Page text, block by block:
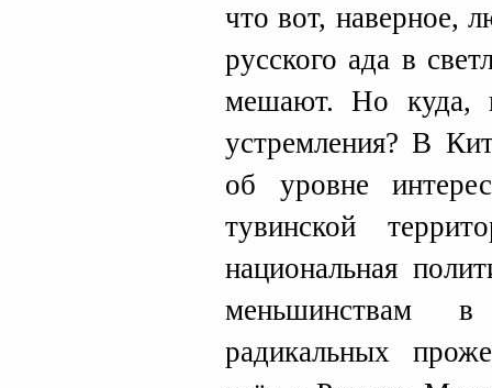
что вот, наверное,
русского ада в
мешают. Но куда,
устремления? В
об уровне
тувинской
национальная
меньшинствам
радикальных